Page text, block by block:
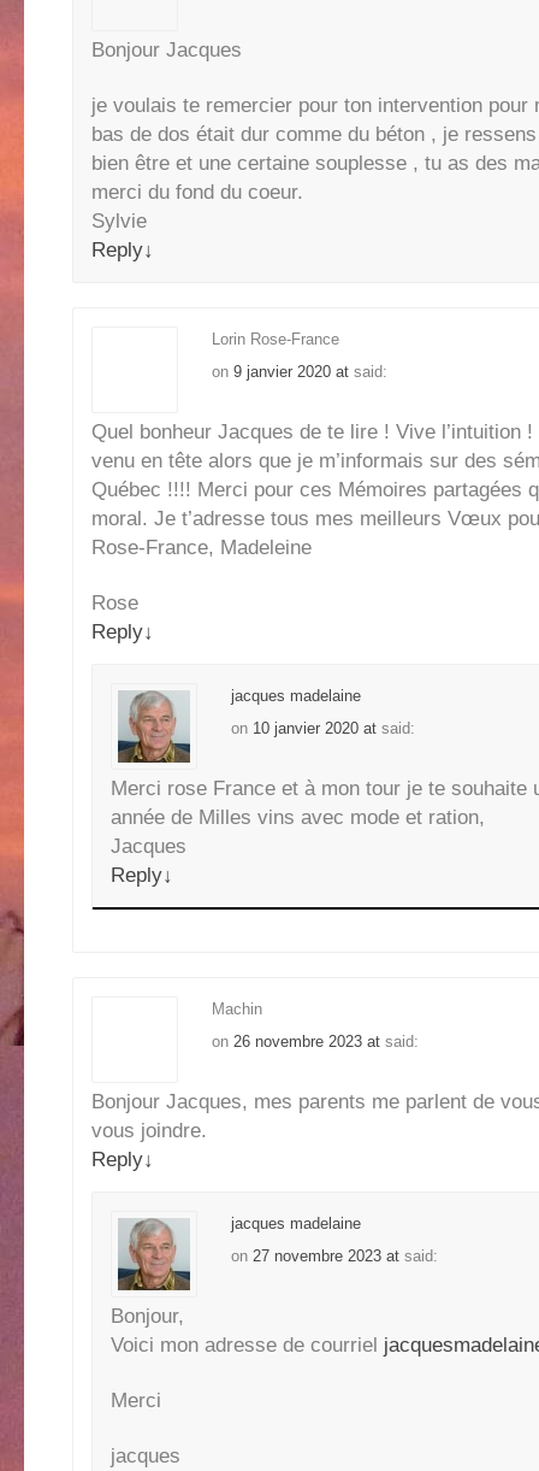
Bonjour Jacques
je voulais te remercier pour ton intervention pour
bas de dos était dur comme du béton , je
bien être et une certaine souplesse , tu as des
merci du fond du coeur.
Sylvie
Reply↓
Lorin Rose-France
on 9 janvier 2020 at said:
Quel bonheur Jacques de te lire ! Vive l’intuition !
venu en tête alors que je m’informais sur des
Québec !!!! Merci pour ces Mémoires partagées
moral. Je t’adresse tous mes meilleurs Vœux
Rose-France, Madeleine
Rose
Reply↓
jacques madelaine
on 10 janvier 2020 at said:
Merci rose France et à mon tour je te souhaite
année de Milles vins avec mode et ration,
Jacques
Reply↓
Machin
on 26 novembre 2023 at said:
Bonjour Jacques, mes parents me parlent de
vous joindre.
Reply↓
jacques madelaine
on 27 novembre 2023 at said:
Bonjour,
Voici mon adresse de courriel
Merci
jacques